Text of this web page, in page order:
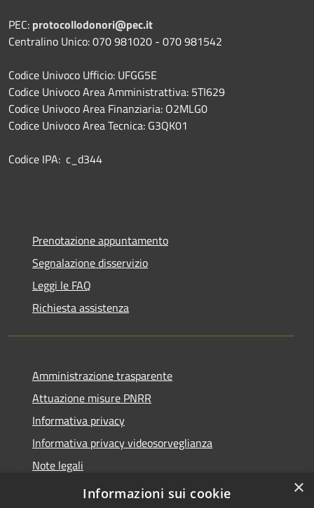
PEC: protocollodonori@pec.it
Centralino Unico: 070 981020 - 070 981542
Codice Univoco Ufficio: UFGG5E
Codice Univoco Area Amministrattiva: 5TI629
Codice Univoco Area Finanziaria: O2MLG0
Codice Univoco Area Tecnica: G3QK01
Codice IPA: c_d344
Prenotazione appuntamento
Segnalazione disservizio
Leggi le FAQ
Richiesta assistenza
Amministrazione trasparente
Attuazione misure PNRR
Informativa privacy
Informativa privacy videosorveglianza
Note legali
Dichiarazione di accessibilità
×
Informazioni sui cookie